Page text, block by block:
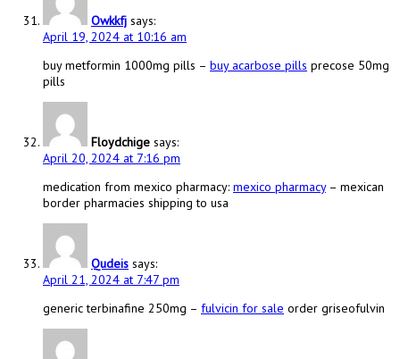
Owkkfj says:
April 19, 2024 at 10:16 am
buy metformin 1000mg pills – buy acarbose pills precose 50mg
pills
Floydchige says:
April 20, 2024 at 7:16 pm
medication from mexico pharmacy: mexico pharmacy– mexican
border pharmacies shipping to usa
Qudeis says:
April 21, 2024 at 7:47 pm
generic terbinafine 250mg – fulvicin for sale order griseofulvin